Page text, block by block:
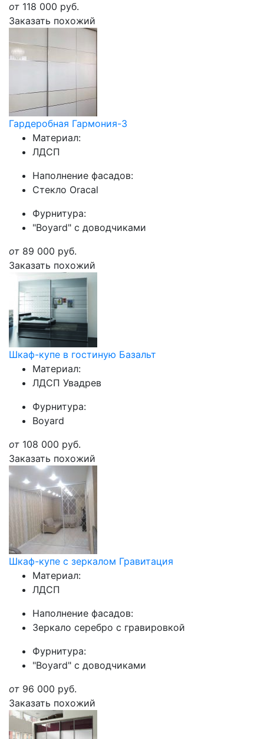
от 118 000 руб.
Заказать похожий
Гардеробная Гармония-3
Материал:
ЛДСП
Наполнение фасадов:
Стекло Oracal
Фурнитура:
"Boyard" с доводчиками
от 89 000 руб.
Заказать похожий
Шкаф-купе в гостиную Базальт
Материал:
ЛДСП Увадрев
Фурнитура:
Boyard
от 108 000 руб.
Заказать похожий
Шкаф-купе с зеркалом Гравитация
Материал:
ЛДСП
Наполнение фасадов:
Зеркало серебро с гравировкой
Фурнитура:
"Boyard" с доводчиками
от 96 000 руб.
Заказать похожий